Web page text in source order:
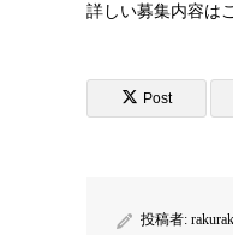
詳しい募集内容は
Post
投稿者: